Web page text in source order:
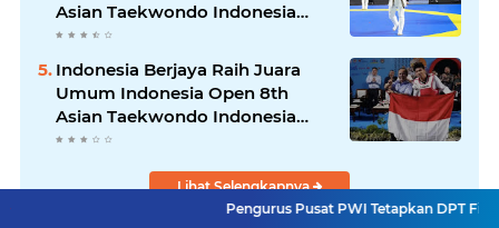
Asian Taekwondo Indonesia
Open Championship 2026
Indonesia Berjaya Raih Juara
Umum Indonesia Open 8th
Asian Taekwondo Indonesia
Open Championships 2026
Lihat Selengkapnya
Pengurus Pusat PWI Tetapkan DPT Final Konferensi